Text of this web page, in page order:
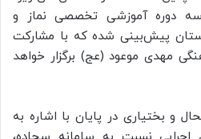
سه دوره آموزشی تخصصی نماز و
پیش‌بینی شده که با مشارکت
مهدی موعود (عج) برگزار خواهد
و بختیاری در پایان با اشاره به